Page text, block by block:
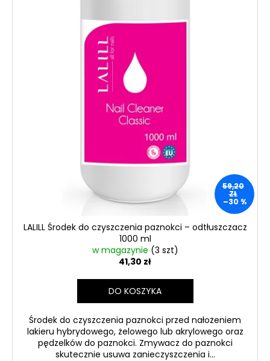
59,20
ZŁ
–30 %
LALILL Środek do czyszczenia paznokci – odtłuszczacz
1000 ml
w magazynie (3 szt)
41,30 zł
DO KOSZYKA
Środek do czyszczenia paznokci przed nałożeniem
lakieru hybrydowego, żelowego lub akrylowego oraz
pędzelków do paznokci. Zmywacz do paznokci
skutecznie usuwa zanieczyszczenia i...